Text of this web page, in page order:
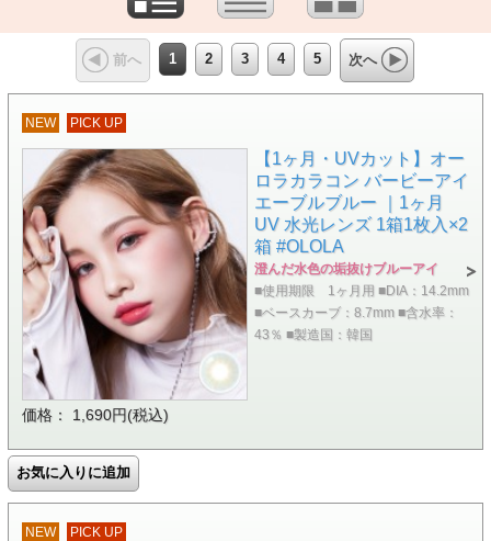
前へ 1 2 3 4 5 次へ
NEW PICK UP
【1ヶ月・UVカット】オー
ロラカラコン バービーアイ
エーブルブルー ｜1ヶ月
UV 水光レンズ 1箱1枚入×2
箱 #OLOLA
澄んだ水色の垢抜けブルーアイ
■使用期限 1ヶ月用 ■DIA：14.2mm
■ベースカーブ：8.7mm ■含水率：
43％ ■製造国：韓国
価格： 1,690円(税込)
NEW PICK UP